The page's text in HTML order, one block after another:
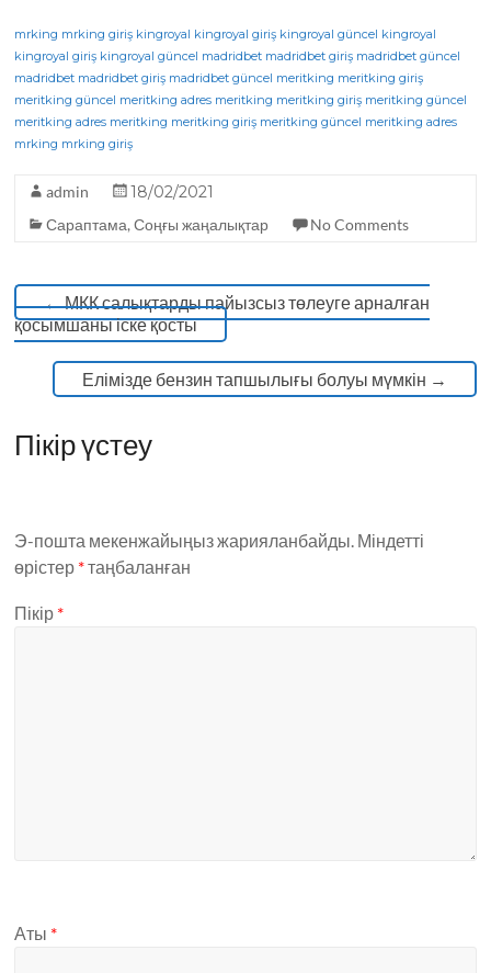
c
e
b
o
o
k
it
te
r
e
g
ra
a
ts
A
p
mrking mrking giriş kingroyal kingroyal giriş kingroyal güncel kingroyal
kingroyal giriş kingroyal güncel madridbet madridbet giriş madridbet güncel
madridbet madridbet giriş madridbet güncel meritking meritking giriş
meritking güncel meritking adres meritking meritking giriş meritking güncel
meritking adres meritking meritking giriş meritking güncel meritking adres
mrking mrking giriş
admin 18/02/2021
Сараптама,Соңғы жаңалықтар No Comments
←МКК салықтарды пайызсыз төлеуге арналған
қосымшаны іске қосты
Елімізде бензин тапшылығы болуы мүмкін →
Пікір үстеу
Э-пошта мекенжайыңыз жарияланбайды. Міндетті
өрістер *таңбаланған
Пікір *
Аты *